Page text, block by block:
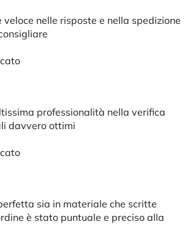
nelle risposte e nella spedizione
professionalità nella verifica
davvero ottimi
sia in materiale che scritte
è stato puntuale e preciso alla